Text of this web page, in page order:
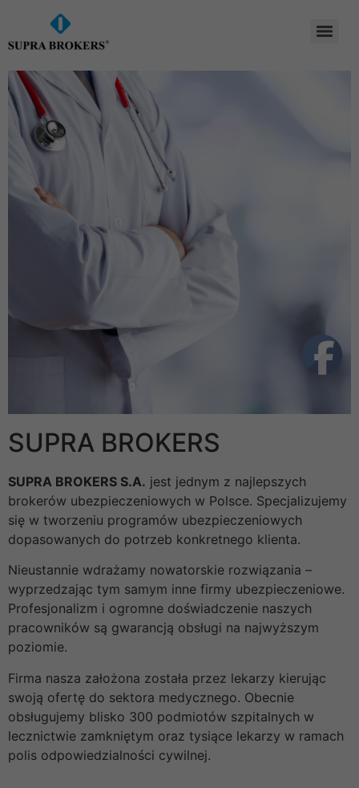
SUPRA BROKERS
SUPRA BROKERS S.A. jest jednym z najlepszych
brokerów ubezpieczeniowych w Polsce. Specjalizujemy
się w tworzeniu programów ubezpieczeniowych
dopasowanych do potrzeb konkretnego klienta.
Nieustannie wdrażamy nowatorskie rozwiązania –
wyprzedzając tym samym inne firmy ubezpieczeniowe.
Profesjonalizm i ogromne doświadczenie naszych
pracowników są gwarancją obsługi na najwyższym
poziomie.
Firma nasza założona została przez lekarzy kierując
swoją ofertę do sektora medycznego. Obecnie
obsługujemy blisko 300 podmiotów szpitalnych w
lecznictwie zamkniętym oraz tysiące lekarzy w ramach
polis odpowiedzialności cywilnej.